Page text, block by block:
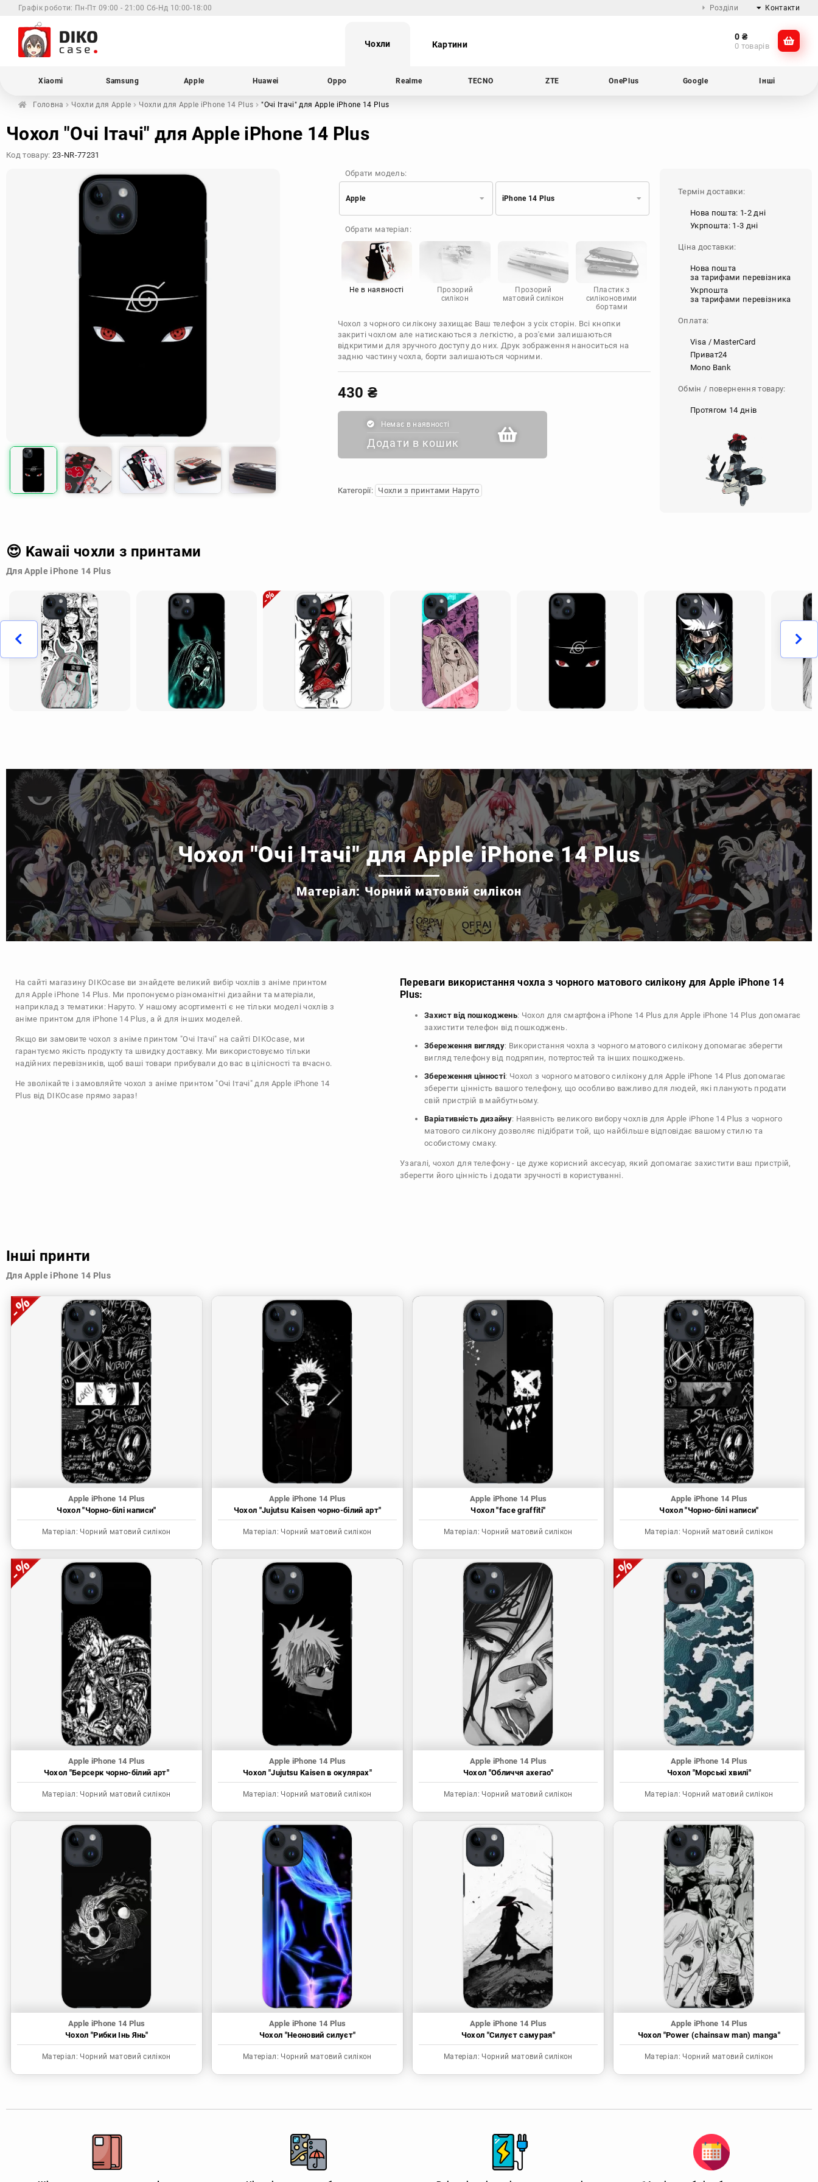
Графік роботи: Пн-Пт 09:00 - 21:00 Сб-Нд 10:00-18:00 Розділи Контакти
@dikocase
Чохли Картини
0 ₴
0 товарів
Xiaomi Samsung Apple Huawei Oppo Realme TECNO ZTE OnePlus Google Інші
Головна Чохли для Apple Чохли для Apple iPhone 14 Plus "Очі Ітачі" для Apple iPhone 14 Plus
Чохол "Очі Ітачі" для Apple iPhone 14 Plus
Код товару: 23-NR-77231
Обрати модель:
Apple
Samsung
Apple
Oppo
Realme
OnePlus
Google
Doogee
Motorola
iPhone 14 Plus
Обрати матеріал:
Не в наявності
Прозорий
силікон
Прозорий
матовий силікон
Пластик з
силіконовими
бортами
Чохол з чорного силікону захищає Ваш телефон з усіх сторін. Всі кнопки
закриті чохлом але натискаються з легкістю, а роз'єми залишаються
відкритими для зручного доступу до них. Друк зображення наноситься на
задню частину чохла, борти залишаються чорними.
430 ₴
Немає в наявності
Додати в кошик
Категорії: Чохли з принтами Наруто
Термін доставки:
Нова пошта: 1-2 дні
Укрпошта: 1-3 дні
Ціна доставки:
Нова пошта
за тарифами перевізника
Укрпошта
за тарифами перевізника
Оплата:
Visa / MasterCard
Приват24
Mono Bank
Обмін / повернення товару:
Протягом 14 днів
😍 Kawaii чохли з принтами
Для Apple iPhone 14 Plus
Чохол "Очі Ітачі" для Apple iPhone 14 Plus
Матеріал: Чорний матовий силікон
На сайті магазину DIKOcase ви знайдете великий вибір чохлів з аніме принтом
для Apple iPhone 14 Plus. Ми пропонуємо різноманітні дизайни та матеріали,
наприклад з тематики: Наруто. У нашому асортименті є не тільки моделі чохлів з
аніме принтом для iPhone 14 Plus, а й для інших моделей.
Якщо ви замовите чохол з аніме принтом "Очі Ітачі" на сайті DIKOcase, ми
гарантуємо якість продукту та швидку доставку. Ми використовуємо тільки
надійних перевізників, щоб ваші товари прибували до вас в цілісності та вчасно.
Не зволікайте і замовляйте чохол з аніме принтом "Очі Ітачі" для Apple iPhone 14
Plus від DIKOcase прямо зараз!
Переваги використання чохла з чорного матового силікону для Apple iPhone 14
Plus:
Захист від пошкоджень: Чохол для смартфона iPhone 14 Plus для Apple iPhone 14 Plus допомагає
захистити телефон від пошкоджень.
Збереження вигляду: Використання чохла з чорного матового силікону допомагає зберегти
вигляд телефону від подряпин, потертостей та інших пошкоджень.
Збереження цінності: Чохол з чорного матового силікону для Apple iPhone 14 Plus допомагає
зберегти цінність вашого телефону, що особливо важливо для людей, які планують продати
свій пристрій в майбутньому.
Варіативність дизайну: Наявність великого вибору чохлів для Apple iPhone 14 Plus з чорного
матового силікону дозволяє підібрати той, що найбільше відповідає вашому стилю та
особистому смаку.
Узагалі, чохол для телефону - це дуже корисний аксесуар, який допомагає захистити ваш пристрій,
зберегти його цінність і додати зручності в користуванні.
Інші принти
Для Apple iPhone 14 Plus
Apple iPhone 14 Plus
Чохол "Чорно-білі написи"
Матеріал: Чорний матовий силікон
Apple iPhone 14 Plus
Чохол "Jujutsu Kaisen чорно-білий арт"
Матеріал: Чорний матовий силікон
Apple iPhone 14 Plus
Чохол "face graffiti"
Матеріал: Чорний матовий силікон
Apple iPhone 14 Plus
Чохол "Чорно-білі написи"
Матеріал: Чорний матовий силікон
Apple iPhone 14 Plus
Чохол "Берсерк чорно-білий арт"
Матеріал: Чорний матовий силікон
Apple iPhone 14 Plus
Чохол "Jujutsu Kaisen в окулярах"
Матеріал: Чорний матовий силікон
Apple iPhone 14 Plus
Чохол "Обличчя ахегао"
Матеріал: Чорний матовий силікон
Apple iPhone 14 Plus
Чохол "Морські хвилі"
Матеріал: Чорний матовий силікон
Apple iPhone 14 Plus
Чохол "Рибки Інь Янь"
Матеріал: Чорний матовий силікон
Apple iPhone 14 Plus
Чохол "Неоновий силуєт"
Матеріал: Чорний матовий силікон
Apple iPhone 14 Plus
Чохол "Силуєт самурая"
Матеріал: Чорний матовий силікон
Apple iPhone 14 Plus
Чохол "Power (chainsaw man) manga"
Матеріал: Чорний матовий силікон